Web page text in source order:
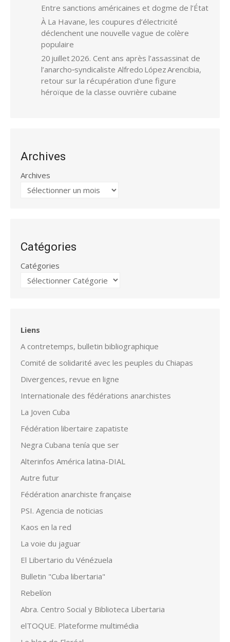
Entre sanctions américaines et dogme de l’État
À La Havane, les coupures d’électricité
déclenchent une nouvelle vague de colère
populaire
20 juillet 2026. Cent ans après l’assassinat de
l’anarcho‑syndicaliste Alfredo López Arencibia,
retour sur la récupération d’une figure
héroïque de la classe ouvrière cubaine
Archives
Archives
Catégories
Catégories
Liens
A contretemps, bulletin bibliographique
Comité de solidarité avec les peuples du Chiapas
Divergences, revue en ligne
Internationale des fédérations anarchistes
La Joven Cuba
Fédération libertaire zapatiste
Negra Cubana tenía que ser
Alterinfos América latina-DIAL
Autre futur
Fédération anarchiste française
PSI. Agencia de noticias
Kaos en la red
La voie du jaguar
El Libertario du Vénézuela
Bulletin "Cuba libertaria"
Rebelíon
Abra. Centro Social y Biblioteca Libertaria
elTOQUE. Plateforme multimédia